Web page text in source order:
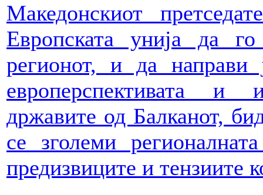
Македонскиот
Европската унија да
регионот, и да направи
европерспективата и
државите од Балканот,
се зголеми
предизвиците и тензиите